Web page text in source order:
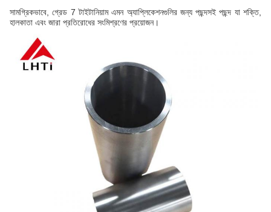
সামগ্রিকভাবে, গ্রেড 7 টাইটানিয়াম এমন অ্যাপ্লিকেশনগুলির জন্য পছন্দসই পছন্দ যা শক্তি,
হালকাতা এবং জারা প্রতিরোধের সংমিশ্রণের প্রয়োজন।